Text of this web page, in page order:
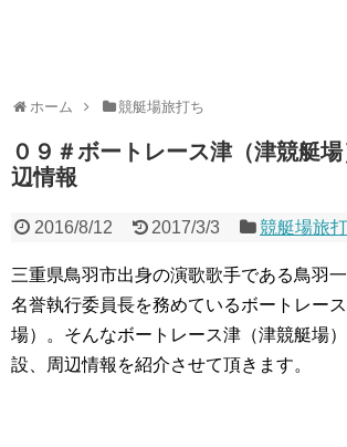
ホーム 競艇場旅打ち
０９＃ボートレース津（津競艇
辺情報
2016/8/12 2017/3/3 競艇場旅
三重県鳥羽市出身の演歌歌手である鳥羽
名誉執行委員長を務めているボートレー
場）。そんなボートレース津（津競艇場
設、周辺情報を紹介させて頂きます。